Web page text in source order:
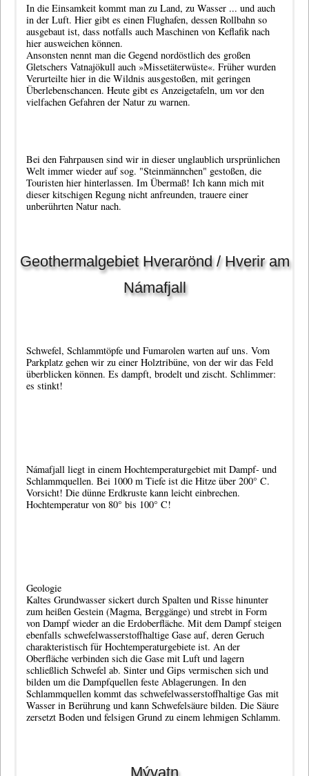
In die Einsamkeit kommt man zu Land, zu Wasser ... und auch
in der Luft. Hier gibt es einen Flughafen, dessen Rollbahn so
ausgebaut ist, dass notfalls auch Maschinen von Keflafik nach
hier ausweichen können.
Ansonsten nennt man die Gegend nordöstlich des großen
Gletschers Vatnajökull auch »Missetäterwüste«. Früher wurden
Verurteilte hier in die Wildnis ausgestoßen, mit geringen
Überlebenschancen. Heute gibt es Anzeigetafeln, um vor den
vielfachen Gefahren der Natur zu warnen.
Bei den Fahrpausen sind wir in dieser unglaublich ursprünlichen
Welt immer wieder auf sog. "Steinmännchen" gestoßen, die
Touristen hier hinterlassen. Im Übermaß! Ich kann mich mit
dieser kitschigen Regung nicht anfreunden, trauere einer
unberührten Natur nach.
Geothermalgebiet Hverarönd / Hverir am
Námafjall
Schwefel, Schlammtöpfe und Fumarolen warten auf uns. Vom
Parkplatz gehen wir zu einer Holztribüne, von der wir das Feld
überblicken können. Es dampft, brodelt und zischt. Schlimmer:
es stinkt!
Námafjall liegt in einem Hochtemperaturgebiet mit Dampf- und
Schlammquellen. Bei 1000 m Tiefe ist die Hitze über 200° C.
Vorsicht! Die dünne Erdkruste kann leicht einbrechen.
Hochtemperatur von 80° bis 100° C!
Geologie
Kaltes Grundwasser sickert durch Spalten und Risse hinunter
zum heißen Gestein (Magma, Berggänge) und strebt in Form
von Dampf wieder an die Erdoberfläche. Mit dem Dampf steigen
ebenfalls schwefelwasserstoffhaltige Gase auf, deren Geruch
charakteristisch für Hochtemperaturgebiete ist. An der
Oberfläche verbinden sich die Gase mit Luft und lagern
schließlich Schwefel ab. Sinter und Gips vermischen sich und
bilden um die Dampfquellen feste Ablagerungen. In den
Schlammquellen kommt das schwefelwasserstoffhaltige Gas mit
Wasser in Berührung und kann Schwefelsäure bilden. Die Säure
zersetzt Boden und felsigen Grund zu einem lehmigen Schlamm.
Mývatn